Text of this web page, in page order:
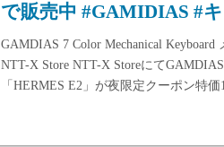
で販売中 #GAMIDIAS #
GAMDIAS 7 Color Mechanical
NTT-X Store NTT-X Storeにて
「HERMES E2」が夜限定クーポン特